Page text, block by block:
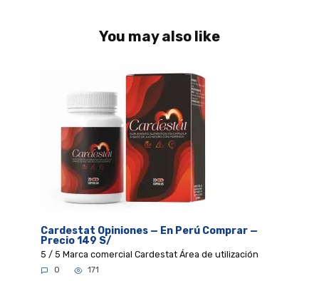
You may also like
Cardestat Opiniones — En Perú Comprar —
Precio 149 S/
5 / 5 Marca comercial Cardestat Área de utilización
0 171